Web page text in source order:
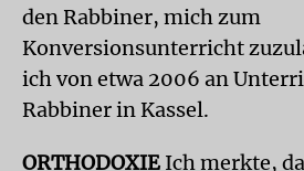
den Rabbiner, mich zum
Konversionsunterricht
ich von etwa 2006 an
Rabbiner in Kassel.
ORTHODOXIE Ich merkte,